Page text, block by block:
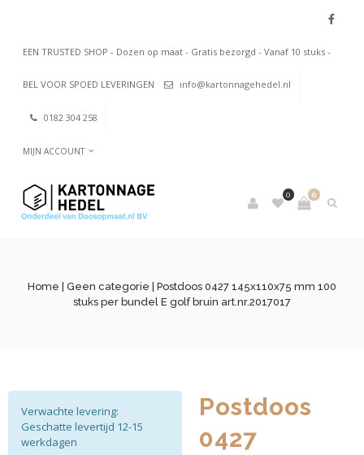
EEN TRUSTED SHOP - Dozen op maat - Gratis bezorgd - Vanaf 10 stuks -
BEL VOOR SPOED LEVERINGEN info@kartonnagehedel.nl
0182 304 258
MIJN ACCOUNT
0
0
Home Geen categorie | Postdoos 0427 145x110x75 mm 100
stuks per bundel E golf bruin art.nr.2017017
Postdoos
0427
Verwachte levering:
Geschatte levertijd 12-15
werkdagen